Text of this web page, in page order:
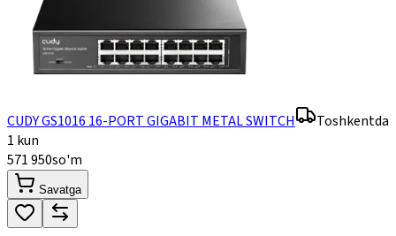
CUDY GS1016 16-PORT GIGABIT METAL SWITCH
Toshkentda
1 kun
571 950so'm
Savatga